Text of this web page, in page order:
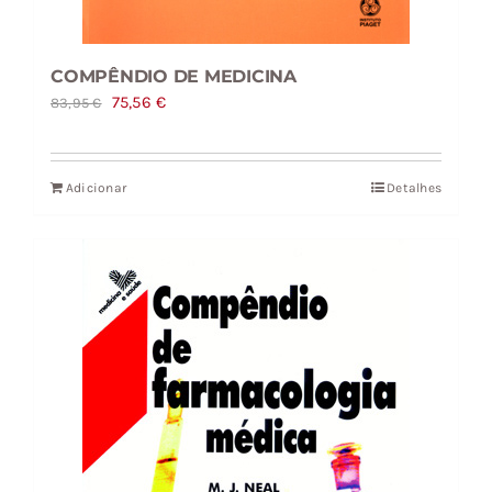
COMPÊNDIO DE MEDICINA
83,95€
O
original
era:
75,56€O
atual
Adicionar Detalhes